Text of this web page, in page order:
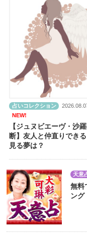
占いコレクション
NEW!
【ジュヌビエーヴ・沙
断】友人と仲直りでき
見る夢は？
天意
無料
ング